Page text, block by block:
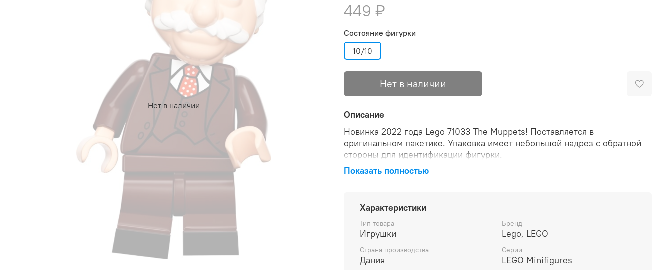
Нет в наличии
449 ₽
Состояние фигурки
10/10
Нет в наличии
Описание
Новинка 2022 года Lego 71033 The Muppets! Поставляется в
оригинальном пакетике. Упаковка имеет небольшой надрез с обратной
стороны для идентификации фигурки.
Показать полностью
Характеристики
Тип товара
Игрушки
Бренд
Lego, LEGO
Страна производства
Дания
Серии
LEGO Minifigures